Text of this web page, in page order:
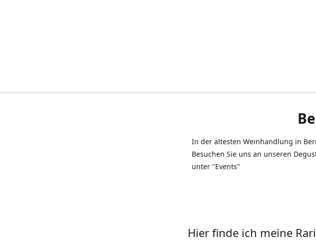
In der ältesten Weinhandlung in
Besuchen Sie uns an unseren
unter "Events"
Hier finde ich meine